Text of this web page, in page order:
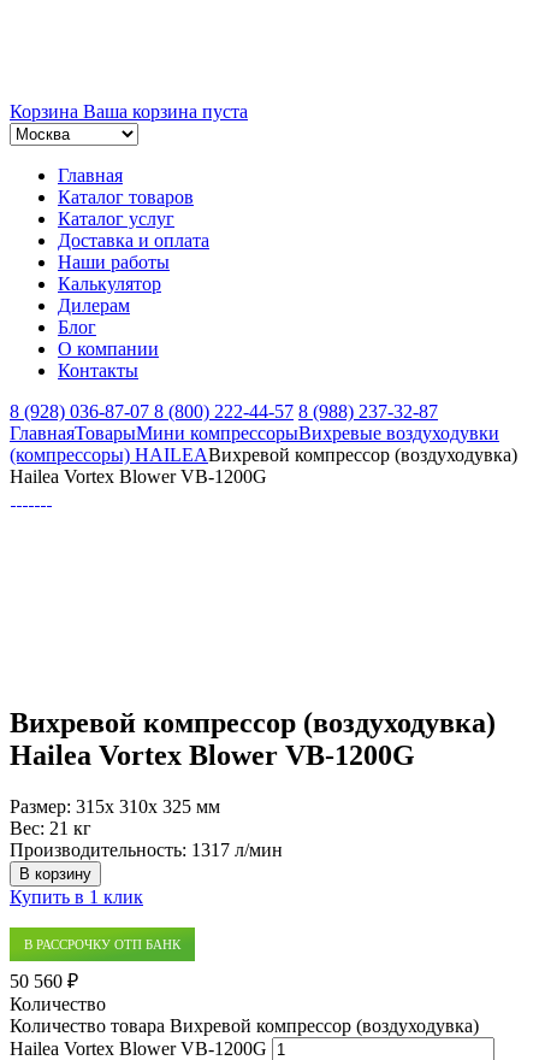
Корзина Ваша корзина пуста
Главная
Каталог товаров
Каталог услуг
Доставка и оплата
Наши работы
Калькулятор
Дилерам
Блог
О компании
Контакты
8 (928) 036-87-07 8 (800) 222-44-57 8 (988) 237-32-87
ГлавнаяТоварыМини компрессорыВихревые воздуходувки
(компрессоры) HAILEAВихревой компрессор (воздуходувка)
Hailea Vortex Blower VB-1200G
Вихревой компрессор (воздуходувка)
Hailea Vortex Blower VB-1200G
Размер: 315x 310x 325 мм
Вес: 21 кг
Производительность: 1317 л/мин
В корзину
Купить в 1 клик
В РАССРОЧКУ ОТП БАНК
50 560 ₽
Количество
Количество товара Вихревой компрессор (воздуходувка)
Hailea Vortex Blower VB-1200G